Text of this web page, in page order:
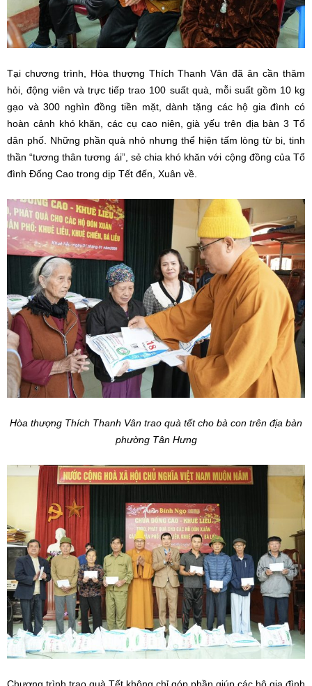
Tại chương trình, Hòa thượng Thích Thanh Vân đã ân cần thăm
hỏi, động viên và trực tiếp trao 100 suất quà, mỗi suất gồm 10 kg
gạo và 300 nghìn đồng tiền mặt, dành tặng các hộ gia đình có
hoàn cảnh khó khăn, các cụ cao niên, già yếu trên địa bàn 3 Tổ
dân phố. Những phần quà nhỏ nhưng thể hiện tấm lòng từ bi, tinh
thần “tương thân tương ái”, sẻ chia khó khăn với cộng đồng của Tổ
đình Đống Cao trong dịp Tết đến, Xuân về.
Hòa thượng Thích Thanh Vân trao quà tết cho bà con trên địa bàn
phường Tân Hưng